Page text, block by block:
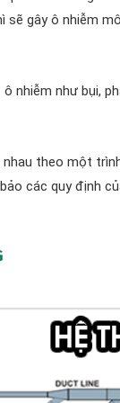
gây ô nhiễm
nhiễm như bụi,
theo một
các quy định